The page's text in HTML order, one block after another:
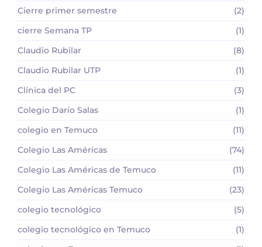
Cierre primer semestre
(2)
cierre Semana TP
(1)
Claudio Rubilar
(8)
Claudio Rubilar UTP
(1)
Clínica del PC
(3)
Colegio Darío Salas
(1)
colegio en Temuco
(11)
Colegio Las Américas
(74)
Colegio Las Américas de Temuco
(11)
Colegio Las Américas Temuco
(23)
colegio tecnológico
(5)
colegio tecnológico en Temuco
(1)